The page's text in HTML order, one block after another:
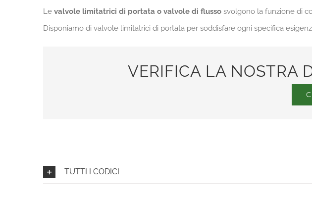
Le valvole limitatrici di portata o valvole di flusso svolgono la funzione di
Disponiamo di valvole limitatrici di portata per soddisfare ogni specifica
VERIFICA LA NOSTRA
TUTTI I CODICI